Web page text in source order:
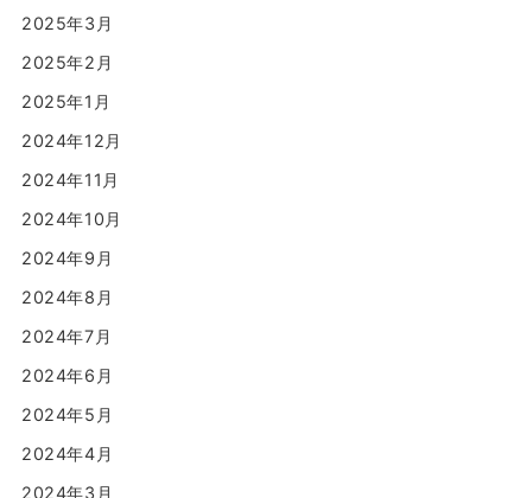
2025年3月
2025年2月
2025年1月
2024年12月
2024年11月
2024年10月
2024年9月
2024年8月
2024年7月
2024年6月
2024年5月
2024年4月
2024年3月